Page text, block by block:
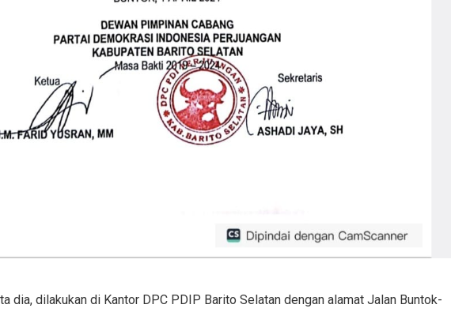
dia, dilakukan di Kantor DPC PDIP Barito Selatan dengan alamat Jalan Buntok-